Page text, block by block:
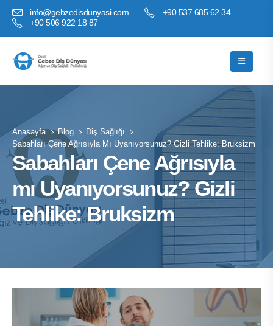
info@gebzedisdunyasi.com
+90 537 685 62 34
+90 506 922 18 87
Anasayfa Blog
Diş Sağlığı
Sabahları Çene Ağrısıyla Mı Uyanıyorsunuz? Gizli Tehlike: Bruksizm
Sabahları Çene Ağrısıyla
mı Uyanıyorsunuz? Gizli
Tehlike: Bruksizm